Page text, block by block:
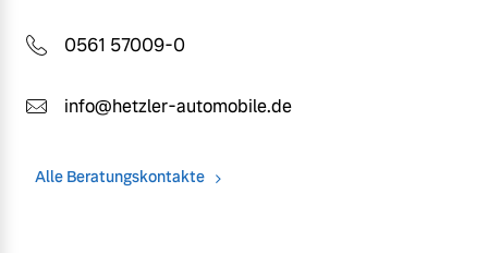
0561 57009-0
info@hetzler-automobile.de
Alle Beratungskontakte